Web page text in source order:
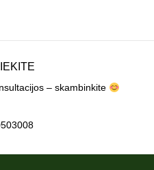
– skambinkite